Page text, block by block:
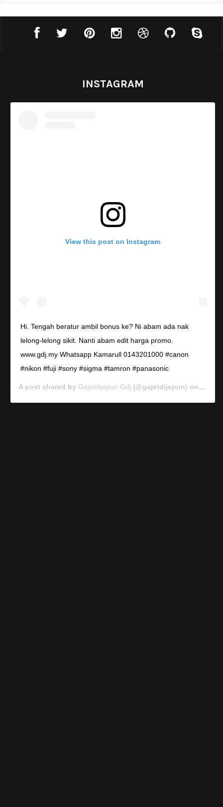
INSTAGRAM
View this post on Instagram
Hi. Tengah beratur ambil bonus ke? Ni abam ada nak
lelong-lelong sikit. Nanti abam edit harga promo.
www.gdj.my Whatsapp Kamarull 0143201000 #canon
#nikon #fuji #sony #sigma #tamron #panasonic
A post shared by Gajetdijepun Gdj (@gajetdijepun) on Jan 7,